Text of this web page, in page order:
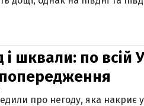
і шквали: по всій
про негоду, яка накриє